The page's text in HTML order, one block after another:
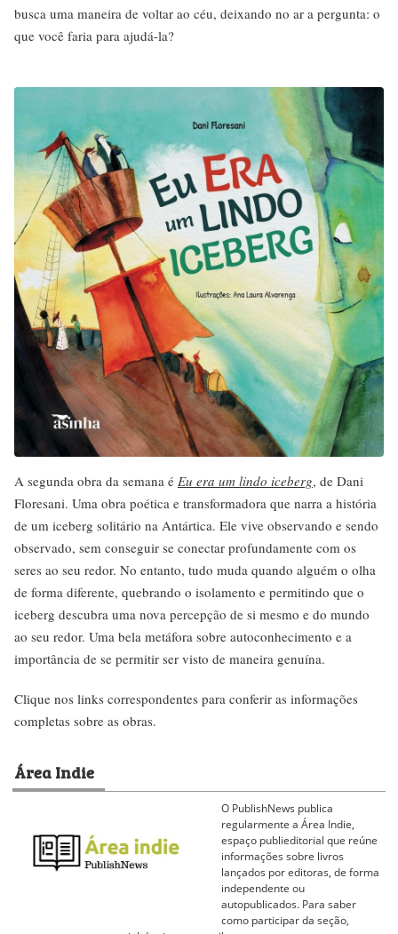
busca uma maneira de voltar ao céu, deixando no ar a pergunta: o
que você faria para ajudá-la?
A segunda obra da semana é Eu era um lindo iceberg, de Dani
Floresani. Uma obra poética e transformadora que narra a história
de um iceberg solitário na Antártica. Ele vive observando e sendo
observado, sem conseguir se conectar profundamente com os
seres ao seu redor. No entanto, tudo muda quando alguém o olha
de forma diferente, quebrando o isolamento e permitindo que o
iceberg descubra uma nova percepção de si mesmo e do mundo
ao seu redor. Uma bela metáfora sobre autoconhecimento e a
importância de se permitir ser visto de maneira genuína.
Clique nos links correspondentes para conferir as informações
completas sobre as obras.
Área Indie
O PublishNews publica
regularmente a Área Indie,
espaço publieditorial que reúne
informações sobre livros
lançados por editoras, de forma
independente ou
autopublicados. Para saber
como participar da seção,